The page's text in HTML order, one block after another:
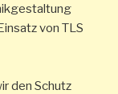
von TLS
den Schutz